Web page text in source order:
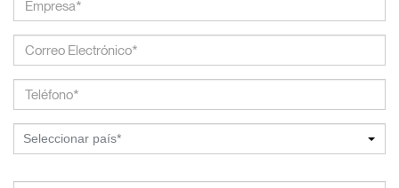
Seleccionar país*